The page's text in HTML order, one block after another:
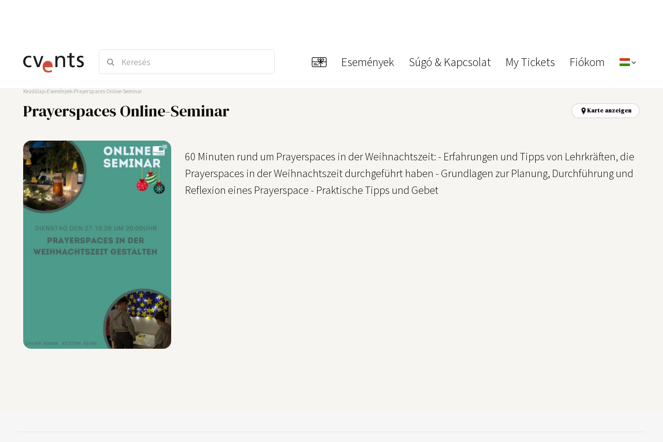
Események Súgó & Kapcsolat My Tickets Fiókom
Kezdőlap Események Prayerspaces Online-Seminar
Prayerspaces Online-Seminar Karte anzeigen
60 Minuten rund um Prayerspaces in der Weihnachtszeit: - Erfahrungen und Tipps von Lehrkräften, die
Prayerspaces in der Weihnachtszeit durchgeführt haben - Grundlagen zur Planung, Durchführung und
Reflexion eines Prayerspace - Praktische Tipps und Gebet